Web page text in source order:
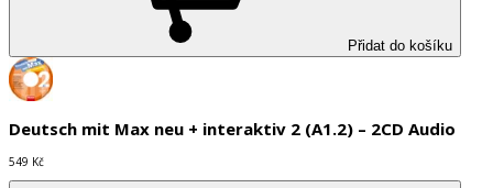
Přidat do košíku
Deutsch mit Max neu + interaktiv 2 (A1.2) – 2CD Audio
549 Kč